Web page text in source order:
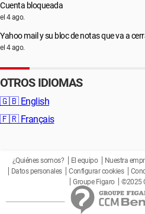
Cuenta bloqueada
el 4 ago.
Yahoo mail y su bloc de notas que va a
el 4 ago.
OTROS IDIOMAS
🇬🇧 English
🇫🇷 Français
¿Quiénes somos? El equipo Nuestra
Datos personales
Configurar cookies
Groupe Figaro
©2025